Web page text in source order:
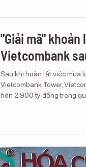
"Giải mã"
Vietcombank
Sau khi hoàn tất việc mua
Vietcombank Tower,
hơn 2.900 tỷ đồng trong